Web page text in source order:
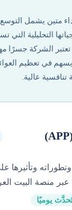
متين يشمل التوسع
التحليلية
تعتبر الشركة جسرًا
يسهم في تعظيم
عالية.
وتأثيرها
عبر منصة البيت
يوميًا